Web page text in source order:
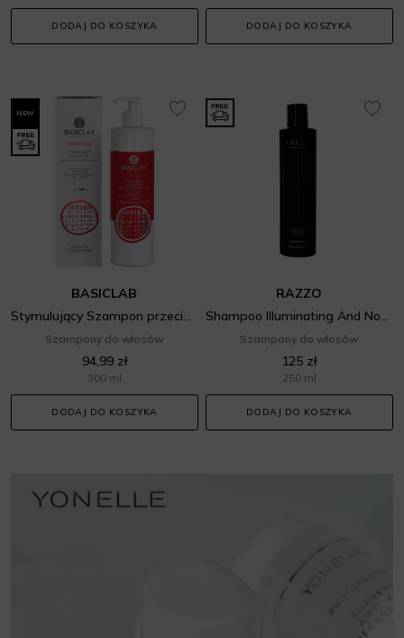
DODAJ DO KOSZYKA DODAJ DO KOSZYKA
NEW
BASICLAB
Szampony do włosów
94,99 zł
300 ml
DODAJ DO KOSZYKA
RAZZO
Szampony do włosów
125 zł
250 ml
DODAJ DO KOSZYKA